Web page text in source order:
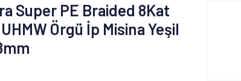
Super PE Braided 8Kat
UHMW Örgü İp Misina Yeşil